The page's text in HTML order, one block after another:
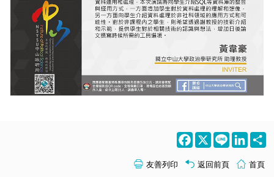
Facebook
X Line
友善列印 返回前頁 首頁